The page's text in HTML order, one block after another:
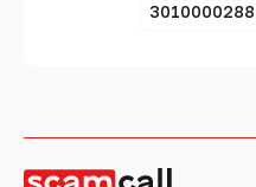
3010000288